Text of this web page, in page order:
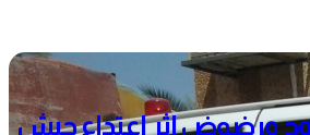
ورضوض إثر اعتداء جيش